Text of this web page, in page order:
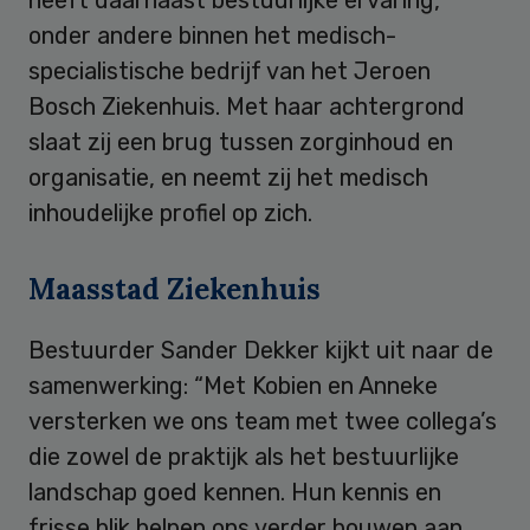
onder andere binnen het medisch-
specialistische bedrijf van het Jeroen
Bosch Ziekenhuis. Met haar achtergrond
slaat zij een brug tussen zorginhoud en
organisatie, en neemt zij het medisch
inhoudelijke profiel op zich.
Maasstad Ziekenhuis
Bestuurder Sander Dekker kijkt uit naar de
samenwerking: “Met Kobien en Anneke
versterken we ons team met twee collega’s
die zowel de praktijk als het bestuurlijke
landschap goed kennen. Hun kennis en